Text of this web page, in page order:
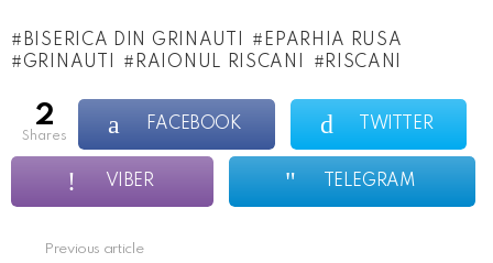
BISERICA DIN GRINAUTI
EPARHIA RUSA
GRINAUTI
RAIONUL RISCANI RISCANI
2
shares
FACEBOOK TWITTER
VIBER TELEGRAM
Previous article